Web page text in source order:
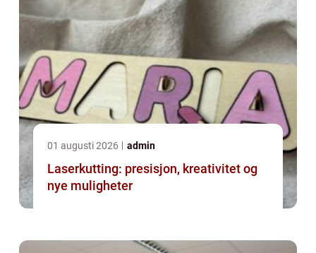
01 augusti 2026 admin
Laserkutting: presisjon, kreativitet og
nye muligheter